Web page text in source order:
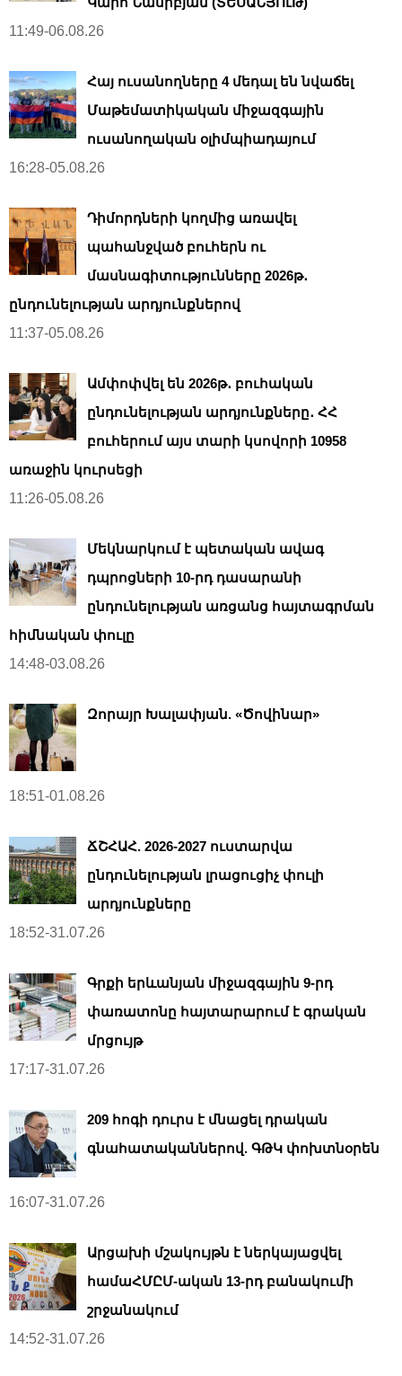
11:49-06.08.26
Հայ ուսանողները 4 մեդալ են նվաճել
Մաթեմատիկական միջազգային
ուսանողական օլիմպիադայում
16:28-05.08.26
Դիմորդների կողմից առավել
պահանջված բուհերն ու
մասնագիտությունները 2026թ․
ընդունելության արդյունքներով
11:37-05.08.26
Ամփոփվել են 2026թ․ բուհական
ընդունելության արդյունքները․ ՀՀ
բուհերում այս տարի կսովորի 10958
առաջին կուրսեցի
11:26-05.08.26
Մեկնարկում է պետական ավագ
դպրոցների 10-րդ դասարանի
ընդունելության առցանց հայտագրման
հիմնական փուլը
14:48-03.08.26
Զորայր Խալափյան. «Ծովինար»
18:51-01.08.26
ՃՇՀԱՀ. 2026-2027 ուստարվա
ընդունելության լրացուցիչ փուլի
արդյունքները
18:52-31.07.26
Գրքի երևանյան միջազգային 9-րդ
փառատոնը հայտարարում է գրական
մրցույթ
17:17-31.07.26
209 հոգի դուրս է մնացել դրական
գնահատականներով. ԳԹԿ փոխտնօրեն
16:07-31.07.26
Արցախի մշակույթն է ներկայացվել
համաՀՄԸՄ-ական 13-րդ բանակումի
շրջանակում
14:52-31.07.26